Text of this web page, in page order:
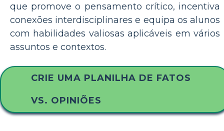
que promove o pensamento crítico, incentiva
conexões interdisciplinares e equipa os alunos
com habilidades valiosas aplicáveis ​​em vários
assuntos e contextos.
CRIE UMA PLANILHA DE FATOS
VS. OPINIÕES